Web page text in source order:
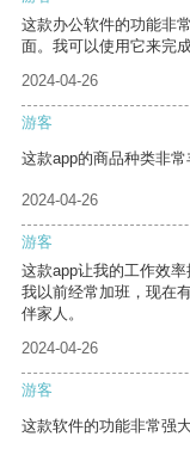
这款办公软件的功能非
面。我可以使用它来完
2024-04-26
游客
这款app的商品种类非常
2024-04-26
游客
这款app让我的工作效
我以前经常加班，现在
伴家人。
2024-04-26
游客
这款软件的功能非常强